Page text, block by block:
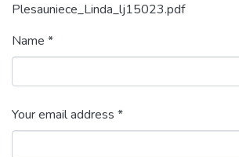
Plesauniece_Linda_lj15023.pdf
Name *
Your email address *